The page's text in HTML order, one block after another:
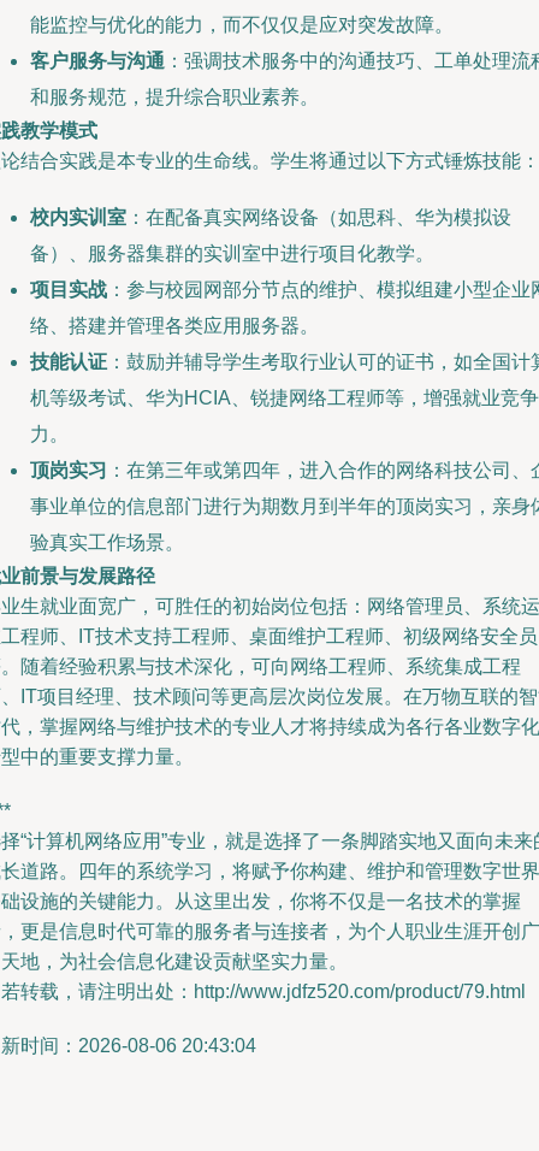
能监控与优化的能力，而不仅仅是应对突发故障。
客户服务与沟通 ：强调技术服务中的沟通技巧、工单处理流
和服务规范，提升综合职业素养。
教学模式
结合实践是本专业的生命线。学生将通过以下方式锤炼技能：
校内实训室 ：在配备真实网络设备（如思科、华为模拟设
备）、服务器集群的实训室中进行项目化教学。
项目实战 ：参与校园网部分节点的维护、模拟组建小型企业
络、搭建并管理各类应用服务器。
技能认证 ：鼓励并辅导学生考取行业认可的证书，如全国计
机等级考试、华为HCIA、锐捷网络工程师等，增强就业竞争
力。
顶岗实习 ：在第三年或第四年，进入合作的网络科技公司、
事业单位的信息部门进行为期数月到半年的顶岗实习，亲身
验真实工作场景。
前景与发展路径
生就业面宽广，可胜任的初始岗位包括：网络管理员、系统运
程师、IT技术支持工程师、桌面维护工程师、初级网络安全员
随着经验积累与技术深化，可向网络工程师、系统集成工程
IT项目经理、技术顾问等更高层次岗位发展。在万物互联的
，掌握网络与维护技术的专业人才将持续成为各行各业数字化
中的重要支撑力量。
“计算机网络应用”专业，就是选择了一条脚踏实地又面向未来
道路。四年的系统学习，将赋予你构建、维护和管理数字世界
设施的关键能力。从这里出发，你将不仅是一名技术的掌握
更是信息时代可靠的服务者与连接者，为个人职业生涯开创广
地，为社会信息化建设贡献坚实力量。
转载，请注明出处：http://www.jdfz520.com/product/79.html
时间：2026-08-06 20:43:04